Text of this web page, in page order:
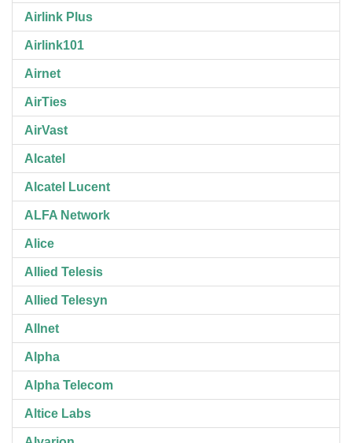
Airlink Plus
Airlink101
Airnet
AirTies
AirVast
Alcatel
Alcatel Lucent
ALFA Network
Alice
Allied Telesis
Allied Telesyn
Allnet
Alpha
Alpha Telecom
Altice Labs